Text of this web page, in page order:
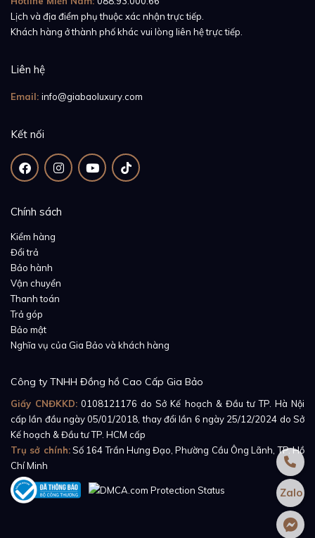
Lịch và địa điểm phụ thuộc xác nhận trực tiếp.
Khách hàng ở thành phố khác vui lòng liên hệ trực tiếp.
Liên hệ
Email: info@giabaoluxury.com
Kết nối
Chính sách
Kiểm hàng
Đổi trả
Bảo hành
Vận chuyển
Thanh toán
Trả góp
Bảo mật
Nghĩa vụ của Gia Bảo và khách hàng
Công ty TNHH Đồng hồ Cao Cấp Gia Bảo
Giấy CNĐKKD: 0108121176 do Sở Kế hoạch & Đầu tư TP. Hà Nội
cấp lần đầu ngày 05/01/2018, thay đổi lần 6 ngày 25/12/2024 do Sở
Kế hoạch & Đầu tư TP. HCM cấp
Trụ sở chính:Số 164 Trần Hưng Đạo, Phường Cầu Ông Lãnh, TP. Hồ
Chí Minh
Zalo